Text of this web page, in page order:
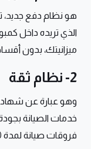
هو نظام دفع جديد،
الذي تريده داخل
ميزانيتك، بدون
2- نظام ثقة
وهو عبارة عن
خدمات الصيانة
فروقات صيانة لمدة 20 عام.